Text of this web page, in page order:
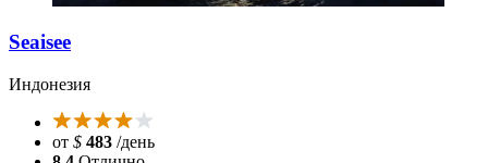
Seaisee
Индонезия
от $ 483 /день